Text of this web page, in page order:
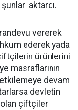
aktardı.
vererek
ederek yada
ürünlerini
masraflarının
devam
devletin
çiftçiler